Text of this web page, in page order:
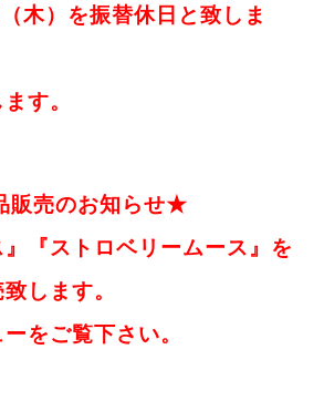
木）を振替休日と致しま
す。
売のお知らせ★
『ストロベリームース』を
します。
をご覧下さい。